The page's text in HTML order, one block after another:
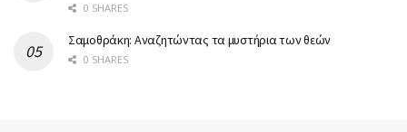
0 SHARES
Σαμοθράκη: Αναζητώντας τα μυστήρια των θεών
0 SHARES